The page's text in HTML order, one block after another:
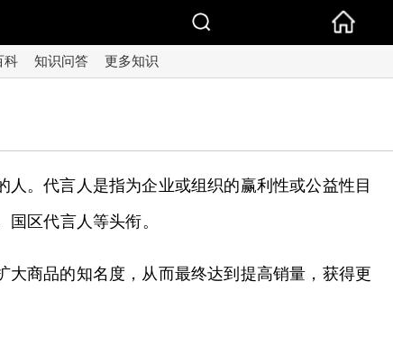
科 知识问答 更多知识
。代言人是指为企业或组织的赢利性或公益性目
区代言人等头衔。
商品的知名度，从而最终达到提高销量，获得更